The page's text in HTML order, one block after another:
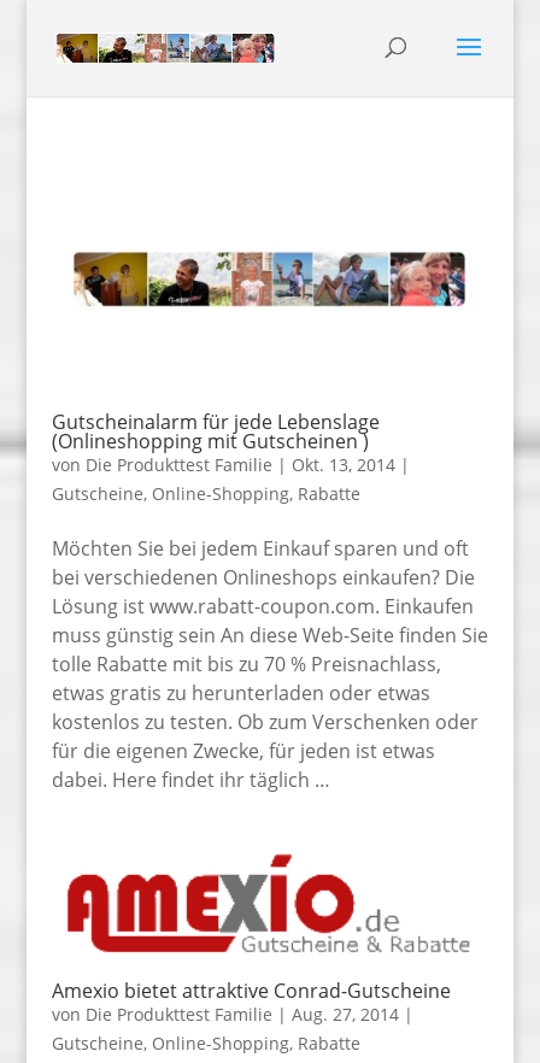
Gutscheinalarm für jede Lebenslage
(Onlineshopping mit Gutscheinen )
von Die Produkttest Familie | Okt. 13, 2014|
Gutscheine, Online-Shopping, Rabatte
Möchten Sie bei jedem Einkauf sparen und oft
bei verschiedenen Onlineshops einkaufen? Die
Lösung ist www.rabatt-coupon.com. Einkaufen
muss günstig sein An diese Web-Seite finden Sie
tolle Rabatte mit bis zu 70 % Preisnachlass,
etwas gratis zu herunterladen oder etwas
kostenlos zu testen. Ob zum Verschenken oder
für die eigenen Zwecke, für jeden ist etwas
dabei. Here findet ihr täglich …
Amexio bietet attraktive Conrad-Gutscheine
von Die Produkttest Familie | Aug. 27, 2014|
Gutscheine, Online-Shopping, Rabatte